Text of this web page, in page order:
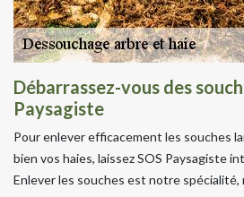
Débarrassez-vous des
Paysagiste
Pour enlever efficacement les souches
bien vos haies, laissez SOS Paysagiste
Enlever les souches est notre